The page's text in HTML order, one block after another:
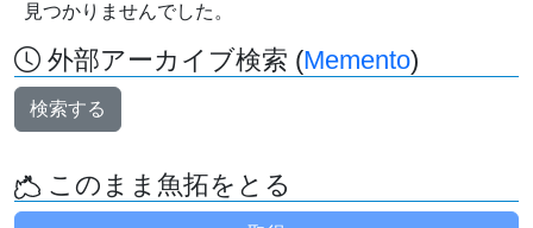
見つかりませんでした。
外部アーカイブ検索 (Memento)
検索する
このまま魚拓をとる